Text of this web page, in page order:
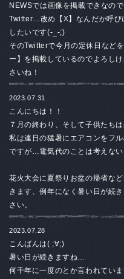
NEWSでは画像を掲載できなので
Twitter…改め【X】なんだか呼び
したいです(-_-;)
そのTwitterで今月の定休日など
ー】を掲載しているのでよろし
さいね！
2023.07.31
こんにちは！！
７月の終わり、そして子供たち
私は連日の猛暑にエアコンをフ
ですが…電気代のことは考えない
花火大会に夏祭りお盆の帰省な
きます、例年になく暑い日が続
さい。
2023.07.28
こんばんは( ;∀;)
暑い日が続きますね…
何千年に一度のとか言われてい